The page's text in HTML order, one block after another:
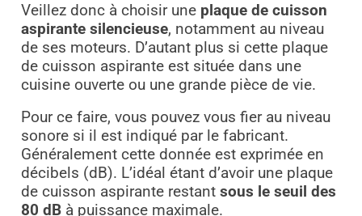
Veillez donc à choisir une plaque de cuisson
aspirante silencieuse, notamment au niveau
de ses moteurs. D’autant plus si cette plaque
de cuisson aspirante est située dans une
cuisine ouverte ou une grande pièce de vie.
Pour ce faire, vous pouvez vous fier au niveau
sonore si il est indiqué par le fabricant.
Généralement cette donnée est exprimée en
décibels (dB). L’idéal étant d’avoir une plaque
de cuisson aspirante restant sous le seuil des
80 dBà puissance maximale.